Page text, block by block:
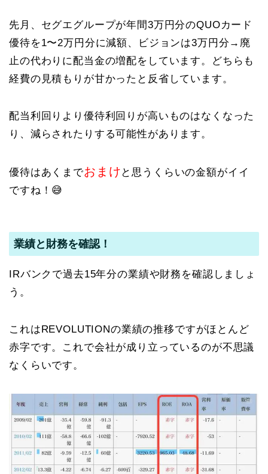
先月、セグエグループが年間3万円分のQUOカード
優待を1〜2万円分に減額、ビジョンは3万円分→廃
止の代わりに配当金の増配をしています。どちらも
経費の見積もりが甘かったと反省しています。
配当利回りより優待利回りが高いものはなくなった
り、減らされたりする可能性があります。
優待はあくまでおまけ と思うくらいの金額がイイ
ですね！😅
業績と財務を確認！
IRバンクで過去15年分の業績や財務を確認しましょ
う。
これはREVOLUTIONの業績の推移ですがほとんど
赤字です。これで会社が成り立っているのが不思議
なくらいです。